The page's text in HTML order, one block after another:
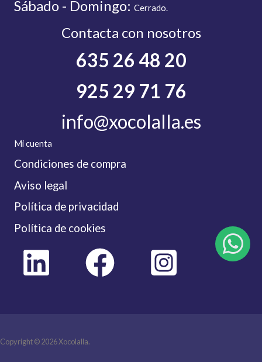
Sábado - Domingo: Cerrado.
Contacta con nosotros
635 26 48 20
925 29 71 76
info@xocolalla.es
Mi cuenta
Condiciones de compra
Aviso legal
Política de privacidad
Política de cookies
Copyright © 2026 Xocolalla.